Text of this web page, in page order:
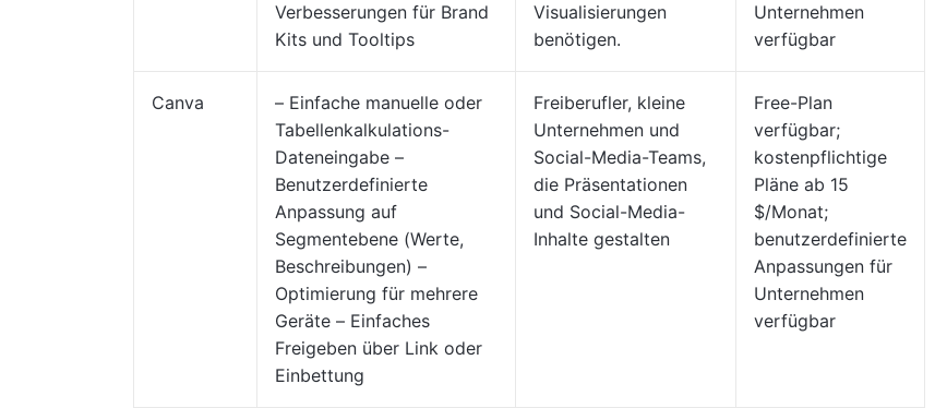
Verbesserungen für Brand
Kits und Tooltips
Visualisierungen
benötigen.
Unternehmen
verfügbar
Canva
– Einfache manuelle oder
Tabellenkalkulations-
Dateneingabe –
Benutzerdefinierte
Anpassung auf
Segmentebene (Werte,
Beschreibungen) –
Optimierung für mehrere
Geräte – Einfaches
Freigeben über Link oder
Einbettung
Freiberufler, kleine
Unternehmen und
Social-Media-Teams,
die Präsentationen
und Social-Media-
Inhalte gestalten
Free-Plan
verfügbar;
kostenpflichtige
Pläne ab 15
$/Monat;
benutzerdefinierte
Anpassungen für
Unternehmen
verfügbar